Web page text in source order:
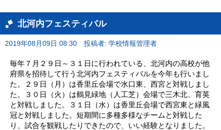
北河内フェスティバル
2019年08月09日 08:30 投稿者: 学校情報管理者
毎年７月２９日～３１日に行われている、北河内の高校が他
府県を招待して行う北河内フェスティバルを今年も行いまし
た。２９日（月）は香里丘会場で水口東、西宮と対戦しまし
た。３０日（火）は鶴見緑地（人工芝）会場で三木北、育英
と対戦しました。３１日（水）は香里丘会場で西宮東と緑風
冠と対戦しました。短期間に多種多様なチームと対戦した
り、試合を観戦したりできたので、いい経験となりました。